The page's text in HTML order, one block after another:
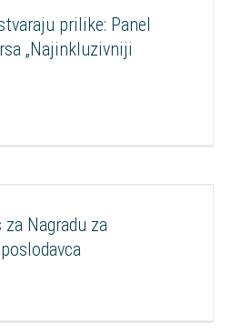
osnaživanje osoba sa invaliditetom
Projekti Razvoj CSR
prilike: Panel
„Najinkluzivniji
osnaživanje osoba sa invaliditetom
Projekti Razvoj CSR
Nagradu za